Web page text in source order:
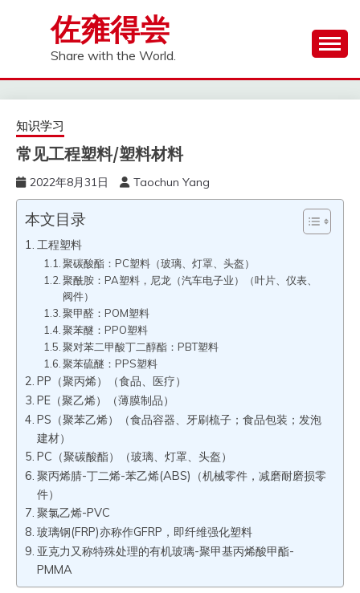
佐雍得尝
Share with the World.
知识学习
常见工程塑料/塑料材料
2022年8月31日 Taochun Yang
本文目录
工程塑料
聚碳酸酯：PC塑料（玻璃、灯罩、头盔）
聚酰胺：PA塑料，尼龙（汽车电子业）（叶片、仪表、
阀件）
聚甲醛：POM塑料
聚苯醚：PPO塑料
聚对苯二甲酸丁二醇酯：PBT塑料
聚苯硫醚：PPS塑料
PP（聚丙烯）（食品、医疗）
PE（聚乙烯）（薄膜制品）
PS（聚苯乙烯）（食品容器、牙刷梳子；食品包装；发泡
建材）
PC（聚碳酸酯）（玻璃、灯罩、头盔）
聚丙烯腈-丁二烯-苯乙烯(ABS)（机械零件，减磨耐磨损零
件）
聚氯乙烯-PVC
玻璃钢(FRP)亦称作GFRP，即纤维强化塑料
亚克力又称特殊处理的有机玻璃-聚甲基丙烯酸甲酯-
PMMA